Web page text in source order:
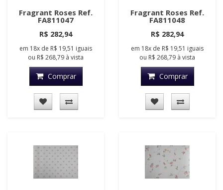
Fragrant Roses Ref.
FA811047
R$ 282,94
em 18x de R$ 19,51 iguais
ou R$ 268,79 à vista
Comprar
Fragrant Roses Ref.
FA811048
R$ 282,94
em 18x de R$ 19,51 iguais
ou R$ 268,79 à vista
Comprar